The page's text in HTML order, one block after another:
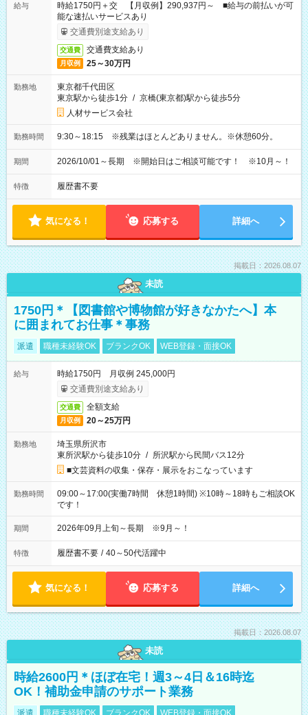
給与
時給1750円＋交 【月収例】290,937円～ ■給与の前払いが可
能な速払いサービスあり
交通費別途支給あり
交通費 交通費支給あり
月収例 25～30万円
勤務地
東京都千代田区
東京駅から徒歩1分 / 京橋(東京都)駅から徒歩5分
人材サービス会社
勤務時間 9:30～18:15 ※残業はほとんどありません。※休憩60分。
期間 2026/10/01～長期 ※開始日はご相談可能です！ ※10月～！
特徴 履歴書不要
気になる！ 応募する 詳細へ
掲載日：2026.08.07
未読
1750円＊【図書館や博物館が好きなかたへ】本
に囲まれてお仕事＊事務
派遣 職種未経験OK ブランクOK WEB登録・面接OK
給与
時給1750円 月収例 245,000円
交通費別途支給あり
交通費 全額支給
月収例 20～25万円
勤務地
埼玉県所沢市
東所沢駅から徒歩10分 / 所沢駅から民間バス12分
■文芸資料の収集・保存・展示をおこなっています
勤務時間
09:00～17:00(実働7時間 休憩1時間) ※10時～18時もご相談OK
です！
期間 2026年09月上旬～長期 ※9月～！
特徴 履歴書不要 / 40～50代活躍中
気になる！ 応募する 詳細へ
掲載日：2026.08.07
未読
時給2600円＊ほぼ在宅！週3～4日＆16時迄
OK！補助金申請のサポート業務
派遣 職種未経験OK ブランクOK WEB登録・面接OK